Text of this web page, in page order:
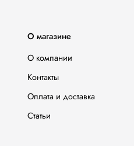
О магазине
О компании
Контакты
Оплата и доставка
Статьи